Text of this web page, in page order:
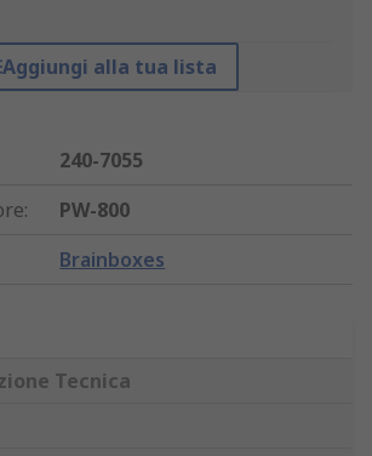
Aggiungi alla tua lista
240-7055
:
PW-800
Brainboxes
Tecnica